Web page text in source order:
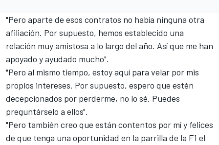
"Pero aparte de esos contratos no había ninguna otra
afiliación. Por supuesto, hemos establecido una
relación muy amistosa a lo largo del año. Así que me han
apoyado y ayudado mucho".
"Pero al mismo tiempo, estoy aquí para velar por mis
propios intereses. Por supuesto, espero que estén
decepcionados por perderme, no lo sé. Puedes
preguntárselo a ellos".
"Pero también creo que están contentos por mí y felices
de que tenga una oportunidad en la parrilla de la F1 el